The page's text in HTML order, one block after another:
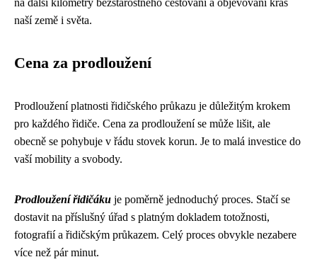
na další kilometry bezstarostného cestování a objevování krás
naší země i světa.
Cena za prodloužení
Prodloužení platnosti řidičského průkazu je důležitým krokem
pro každého řidiče. Cena za prodloužení se může lišit, ale
obecně se pohybuje v řádu stovek korun. Je to malá investice do
vaší mobility a svobody.
Prodloužení řidičáku je poměrně jednoduchý proces. Stačí se
dostavit na příslušný úřad s platným dokladem totožnosti,
fotografií a řidičským průkazem. Celý proces obvykle nezabere
více než pár minut.